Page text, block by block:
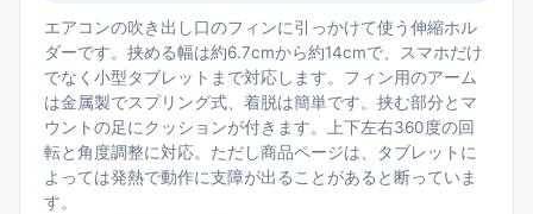
エアコンの吹き出し口のフィンに引っかけて使う伸縮ホル
ダーです。挟める幅は約6.7cmから約14cmで、スマホだけ
でなく小型タブレットまで対応します。フィン用のアーム
は金属製でスプリング式、着脱は簡単です。挟む部分とマ
ウントの足にクッションが付きます。上下左右360度の回
転と角度調整に対応。ただし商品ページは、タブレットに
よっては発熱で動作に支障が出ることがあると断っていま
す。